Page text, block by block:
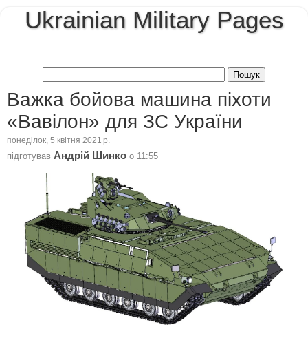
Ukrainian Military Pages
Важка бойова машина піхоти
«Вавілон» для ЗС України
понеділок, 5 квітня 2021 р.
підготував Андрій Шинко о 11:55